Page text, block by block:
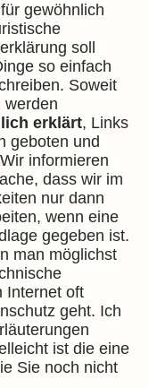
gewöhnlich
soll
so einfach
Soweit
werden
erklärt, Links
geboten und
informieren
dass wir im
nur dann
wenn eine
gegeben ist.
man möglichst
Internet oft
geht. Ich
ist die eine
Sie noch nicht